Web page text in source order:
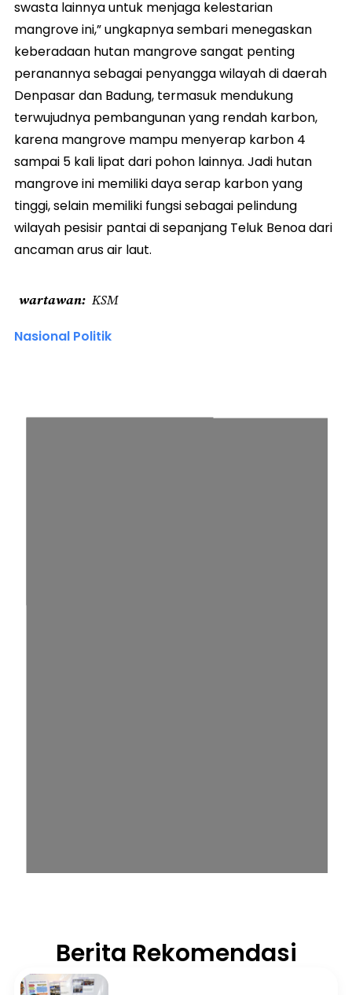
swasta lainnya untuk menjaga kelestarian
mangrove ini,” ungkapnya sembari menegaskan
keberadaan hutan mangrove sangat penting
peranannya sebagai penyangga wilayah di daerah
Denpasar dan Badung, termasuk mendukung
terwujudnya pembangunan yang rendah karbon,
karena mangrove mampu menyerap karbon 4
sampai 5 kali lipat dari pohon lainnya. Jadi hutan
mangrove ini memiliki daya serap karbon yang
tinggi, selain memiliki fungsi sebagai pelindung
wilayah pesisir pantai di sepanjang Teluk Benoa dari
ancaman arus air laut.
wartawan KSM
Nasional Politik
Berita Rekomendasi